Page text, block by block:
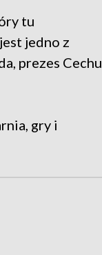
tu
jedno z
prezes Cechu
gry i